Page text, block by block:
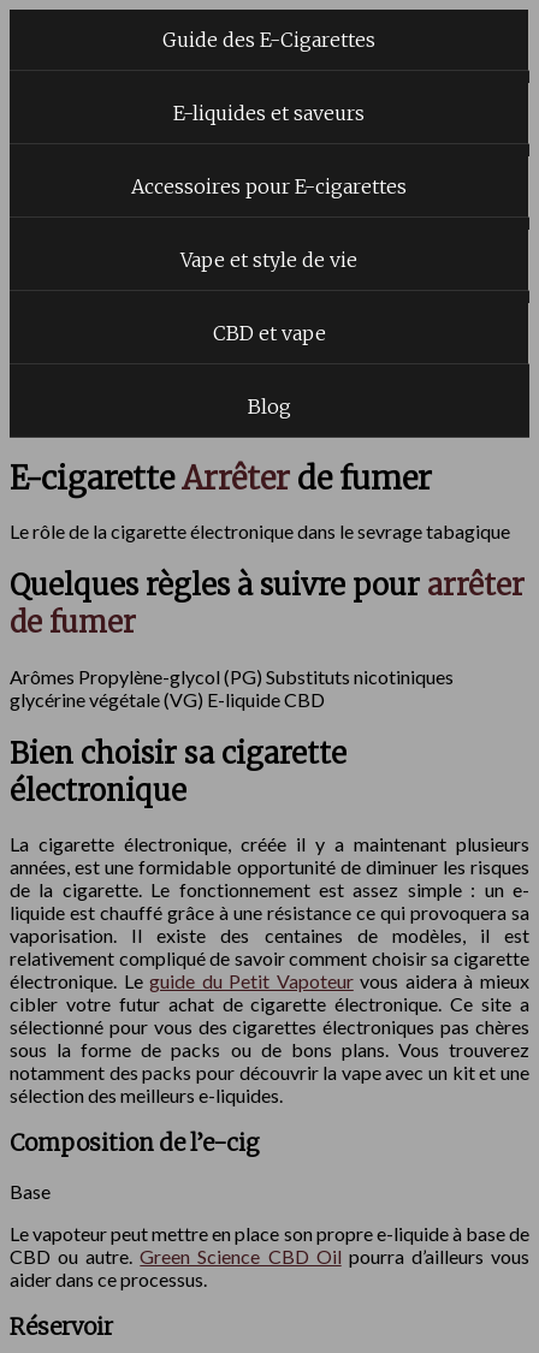
Guide des E-Cigarettes
E-liquides et saveurs
Accessoires pour E-cigarettes
Vape et style de vie
CBD et vape
Blog
E-cigaretteArrêter de fumer
Le rôlede la cigarette électronique dans le sevrage tabagique
Quelques règles à suivre pour arrêter
de fumer
Arômes Propylène-glycol (PG) Substituts nicotiniques
glycérine végétale (VG) E-liquide CBD
Bien choisir sa cigarette
électronique
La cigarette électronique, créée il y a maintenant plusieurs
années, est une formidable opportunité de diminuer les risques
de la cigarette. Le fonctionnement est assez simple : un e-
liquide est chauffé grâce à une résistance ce qui provoquera sa
vaporisation. Il existe des centaines de modèles, il est
relativement compliqué de savoir comment choisir sa cigarette
électronique. Leguide du Petit Vapoteurvous aidera à mieux
cibler votre futur achat de cigarette électronique. Ce site a
sélectionné pour vous des cigarettes électroniques pas chères
sous la forme de packs ou de bons plans. Vous trouverez
notamment des packs pour découvrir la vape avec un kit et une
sélection des meilleurs e-liquides.
Composition de l’e-cig
Base
Le vapoteur peut mettre en place son propre e-liquide à base de
CBD ou autre.Green Science CBD Oil pourra d’ailleurs vous
aider dans ce processus.
Réservoir